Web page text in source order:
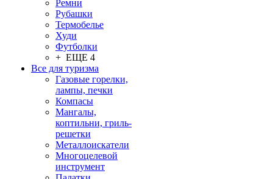
Ремни
Рубашки
Термобелье
Худи
Футболки
+ ЕЩЕ 4
Все для туризма
Газовые горелки,
лампы, печки
Компасы
Мангалы,
коптильни, гриль-
решетки
Металлоискатели
Многоцелевой
инструмент